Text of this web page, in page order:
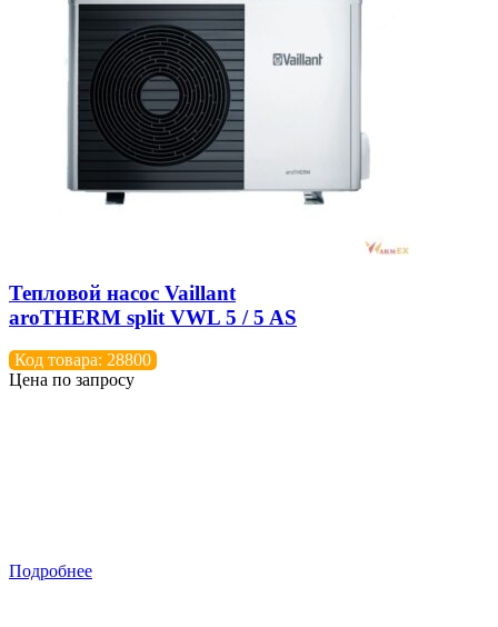
Тепловой насос Vaillant
aroTHERM split VWL 5 / 5 AS
Код товара: 28800
Цена по запросу
Подробнее